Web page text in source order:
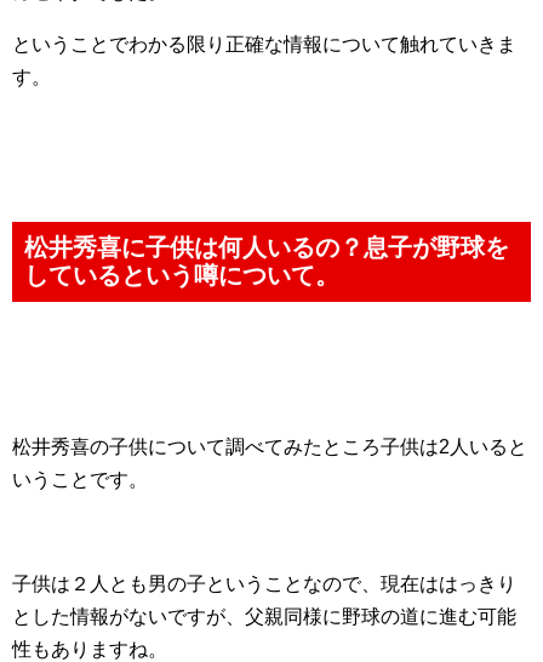
ということでわかる限り正確な情報について触れていきま
す。
松井秀喜に子供は何人いるの？息子が野球を
しているという噂について。
松井秀喜の子供について調べてみたところ子供は2人いると
いうことです。
子供は２人とも男の子ということなので、現在ははっきり
とした情報がないですが、父親同様に野球の道に進む可能
性もありますね。